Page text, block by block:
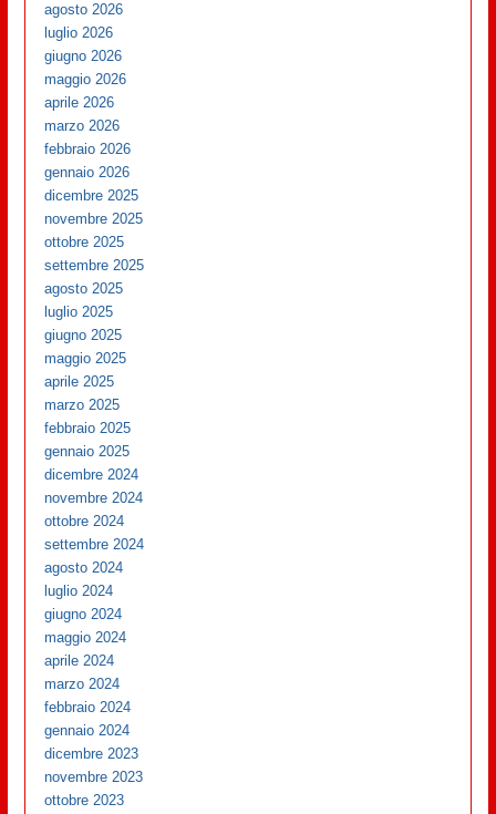
agosto 2026
luglio 2026
giugno 2026
maggio 2026
aprile 2026
marzo 2026
febbraio 2026
gennaio 2026
dicembre 2025
novembre 2025
ottobre 2025
settembre 2025
agosto 2025
luglio 2025
giugno 2025
maggio 2025
aprile 2025
marzo 2025
febbraio 2025
gennaio 2025
dicembre 2024
novembre 2024
ottobre 2024
settembre 2024
agosto 2024
luglio 2024
giugno 2024
maggio 2024
aprile 2024
marzo 2024
febbraio 2024
gennaio 2024
dicembre 2023
novembre 2023
ottobre 2023